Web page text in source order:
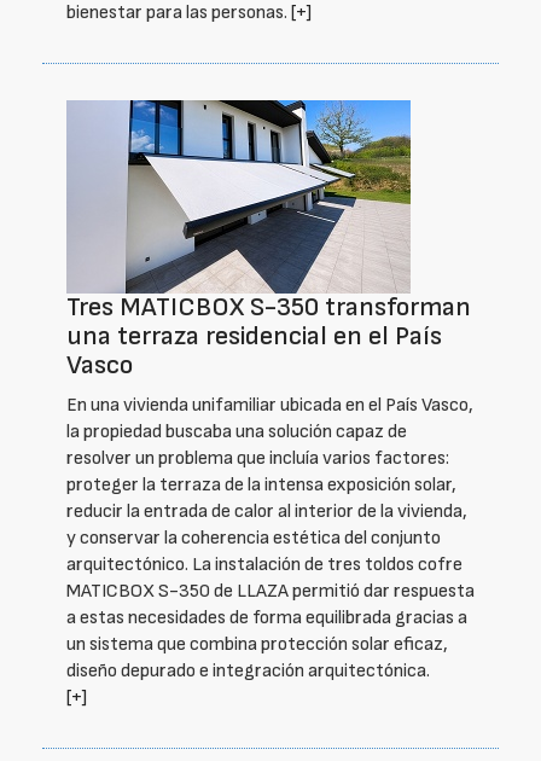
bienestar para las personas. [+]
Tres MATICBOX S-350 transforman
una terraza residencial en el País
Vasco
En una vivienda unifamiliar ubicada en el País Vasco,
la propiedad buscaba una solución capaz de
resolver un problema que incluía varios factores:
proteger la terraza de la intensa exposición solar,
reducir la entrada de calor al interior de la vivienda,
y conservar la coherencia estética del conjunto
arquitectónico. La instalación de tres toldos cofre
MATICBOX S-350 de LLAZA permitió dar respuesta
a estas necesidades de forma equilibrada gracias a
un sistema que combina protección solar eficaz,
diseño depurado e integración arquitectónica.
[+]